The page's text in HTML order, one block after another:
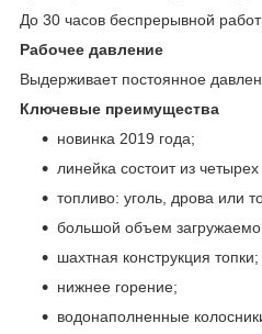
До 30 часов беспрерывной
Рабочее давление
Выдерживает постоянное
Ключевые преимущества
новинка 2019 года;
линейка состоит из
топливо: уголь, дрова или
большой объем
шахтная конструкция топки;
нижнее горение;
водонаполненные